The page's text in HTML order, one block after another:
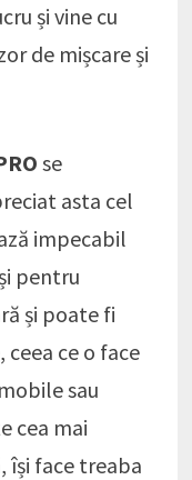
și vine cu
de mișcare și
se
asta cel
impecabil
pentru
și poate fi
ce o face
sau
cea mai
își face treaba